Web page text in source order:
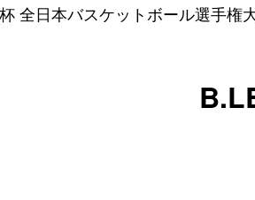
全日本バスケットボール選手権